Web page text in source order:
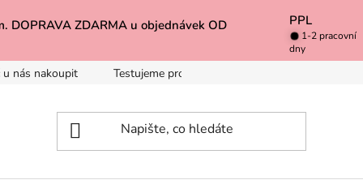
DOPRAVA ZDARMA u objednávek OD
PPL
1-2 pracovní
dny
u nás nakoupit Testujeme pro Vás